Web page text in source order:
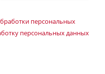
персональных
персональных данных